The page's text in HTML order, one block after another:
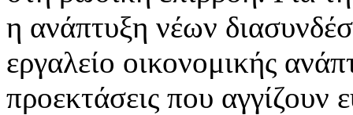
η ανάπτυξη νέων
εργαλείο οικονομικής
προεκτάσεις που